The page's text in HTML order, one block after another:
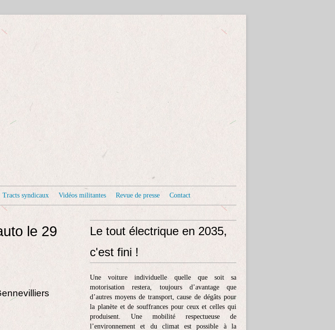
Tracts syndicaux Vidéos militantes Revue de presse Contact
le 29
Le tout électrique en 2035,
c'est fini !
Une voiture individuelle quelle que soit sa
motorisation restera, toujours d’avantage que
d’autres moyens de transport, cause de dégâts pour
la planète et de souffrances pour ceux et celles qui
produisent. Une mobilité respectueuse de
l’environnement et du climat est possible à la